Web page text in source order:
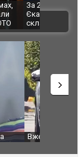
в
"Мої
Вийшов
фільму